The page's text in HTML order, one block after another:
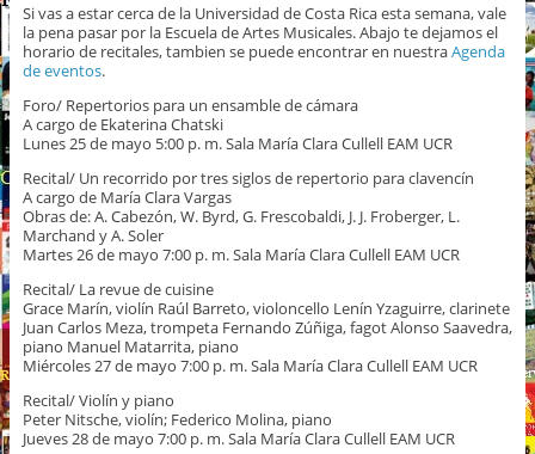
Si vas a estar cerca de la Universidad de Costa Rica esta semana, vale
la pena pasar por la Escuela de Artes Musicales. Abajo te dejamos el
horario de recitales, tambien se puede encontrar en nuestraAgenda
de eventos.
Foro/ Repertorios para un ensamble de cámara
A cargo de Ekaterina Chatski
Lunes 25 de mayo 5:00 p. m. Sala María Clara Cullell EAM UCR
Recital/ Un recorrido por tres siglos de repertorio para clavencín
A cargo de María Clara Vargas
Obras de: A. Cabezón, W. Byrd, G. Frescobaldi, J. J. Froberger, L.
Marchand y A. Soler
Martes 26 de mayo 7:00 p. m. Sala María Clara Cullell EAM UCR
Recital/ La revue de cuisine
Grace Marín, violín Raúl Barreto, violoncello Lenín Yzaguirre, clarinete
Juan Carlos Meza, trompeta Fernando Zúñiga, fagot Alonso Saavedra,
piano Manuel Matarrita, piano
Miércoles 27 de mayo 7:00 p. m. Sala María Clara Cullell EAM UCR
Recital/ Violín y piano
Peter Nitsche, violín; Federico Molina, piano
Jueves 28 de mayo 7:00 p. m. Sala María Clara Cullell EAM UCR